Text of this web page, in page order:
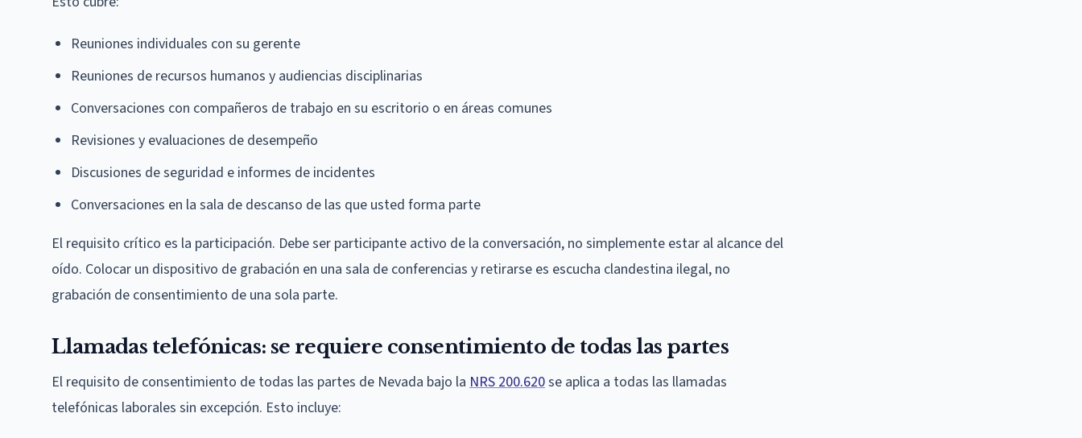
Reuniones individuales con su gerente
Reuniones de recursos humanos y audiencias disciplinarias
Conversaciones con compañeros de trabajo en su escritorio o en áreas comunes
Revisiones y evaluaciones de desempeño
Discusiones de seguridad e informes de incidentes
Conversaciones en la sala de descanso de las que usted forma parte
El requisito crítico es la participación. Debe ser participante activo de la conversación, no simplemente estar al alcance del
oído. Colocar un dispositivo de grabación en una sala de conferencias y retirarse es escucha clandestina ilegal, no
grabación de consentimiento de una sola parte.
Llamadas telefónicas: se requiere consentimiento de todas las partes
El requisito de consentimiento de todas las partes de Nevada bajo la NRS 200.620se aplica a todas las llamadas
telefónicas laborales sin excepción. Esto incluye: